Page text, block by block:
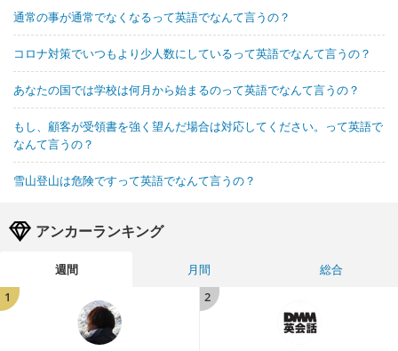
通常の事が通常でなくなるって英語でなんて言うの？
コロナ対策でいつもより少人数にしているって英語でなんて言うの？
あなたの国では学校は何月から始まるのって英語でなんて言うの？
もし、顧客が受領書を強く望んだ場合は対応してください。って英語で
なんて言うの？
雪山登山は危険ですって英語でなんて言うの？
アンカーランキング
週間 月間
総合
1
2